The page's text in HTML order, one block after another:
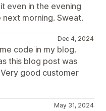
even in the evening
morning. Sweat.
Dec 4, 2024
code in my blog.
this blog post was
good customer
May 31, 2024